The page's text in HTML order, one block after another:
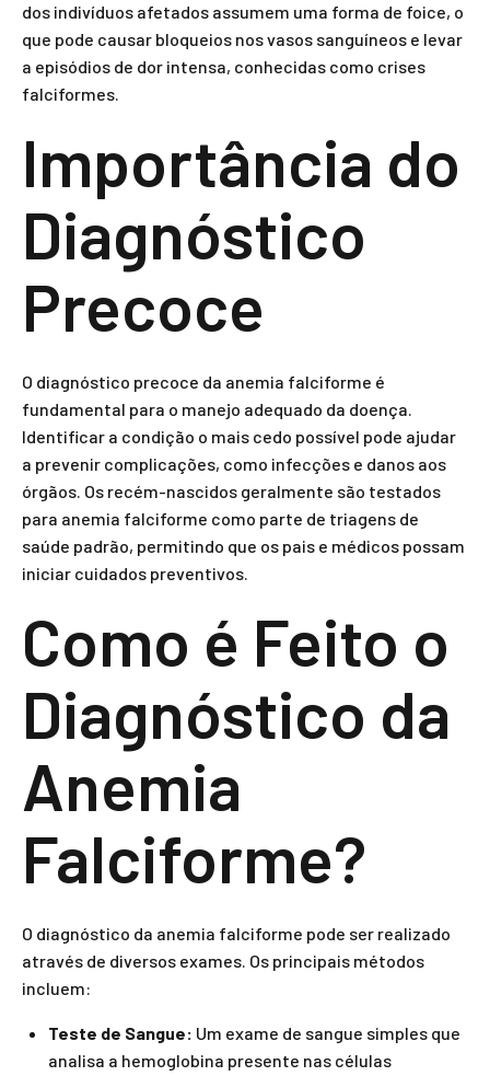
dos indivíduos afetados assumem uma forma de foice, o
que pode causar bloqueios nos vasos sanguíneos e levar
a episódios de dor intensa, conhecidas como crises
falciformes.
Importância do
Diagnóstico
Precoce
O diagnóstico precoce da anemia falciforme é
fundamental para o manejo adequado da doença.
Identificar a condição o mais cedo possível pode ajudar
a prevenir complicações, como infecções e danos aos
órgãos. Os recém-nascidos geralmente são testados
para anemia falciforme como parte de triagens de
saúde padrão, permitindo que os pais e médicos possam
iniciar cuidados preventivos.
Como é Feito o
Diagnóstico da
Anemia
Falciforme?
O diagnóstico da anemia falciforme pode ser realizado
através de diversos exames. Os principais métodos
incluem:
Teste de Sangue: Um exame de sangue simples que
analisa a hemoglobina presente nas células